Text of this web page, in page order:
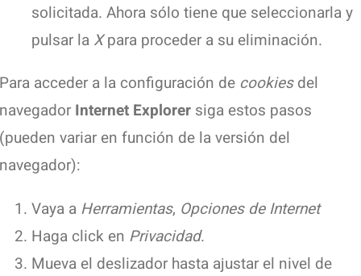
solicitada. Ahora sólo tiene que seleccionarla y
pulsar la Xpara proceder a su eliminación.
Para acceder a la configuración de cookiesdel
navegador Internet Explorer siga estos pasos
(pueden variar en función de la versión del
navegador):
Vaya a Herramientas, Opciones de Internet
Haga click en Privacidad.
Mueva el deslizador hasta ajustar el nivel de